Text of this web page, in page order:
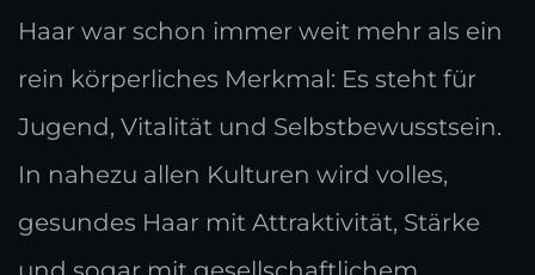
Haar war schon immer weit mehr als ein
rein körperliches Merkmal: Es steht für
Jugend, Vitalität und Selbstbewusstsein.
In nahezu allen Kulturen wird volles,
gesundes Haar mit Attraktivität, Stärke